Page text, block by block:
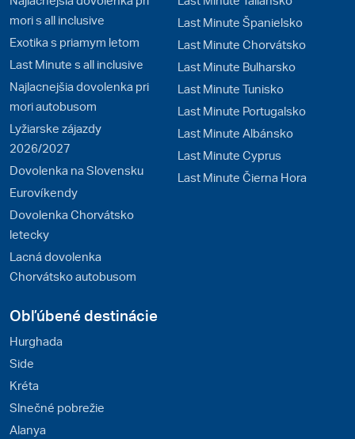
mori s all inclusive
Exotika s priamym letom
Last Minute s all inclusive
Najlacnejšia dovolenka pri
mori autobusom
Lyžiarske zájazdy
2026/2027
Dovolenka na Slovensku
Eurovíkendy
Dovolenka Chorvátsko
letecky
Lacná dovolenka
Chorvátsko autobusom
Last Minute Španielsko
Last Minute Chorvátsko
Last Minute Bulharsko
Last Minute Tunisko
Last Minute Portugalsko
Last Minute Albánsko
Last Minute Cyprus
Last Minute Čierna Hora
Obľúbené destinácie
Hurghada
Side
Kréta
Slnečné pobrežie
Alanya